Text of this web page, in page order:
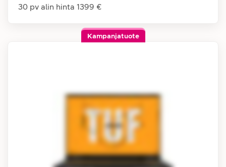
30 pv alin hinta 1399 €
Kampanjatuote